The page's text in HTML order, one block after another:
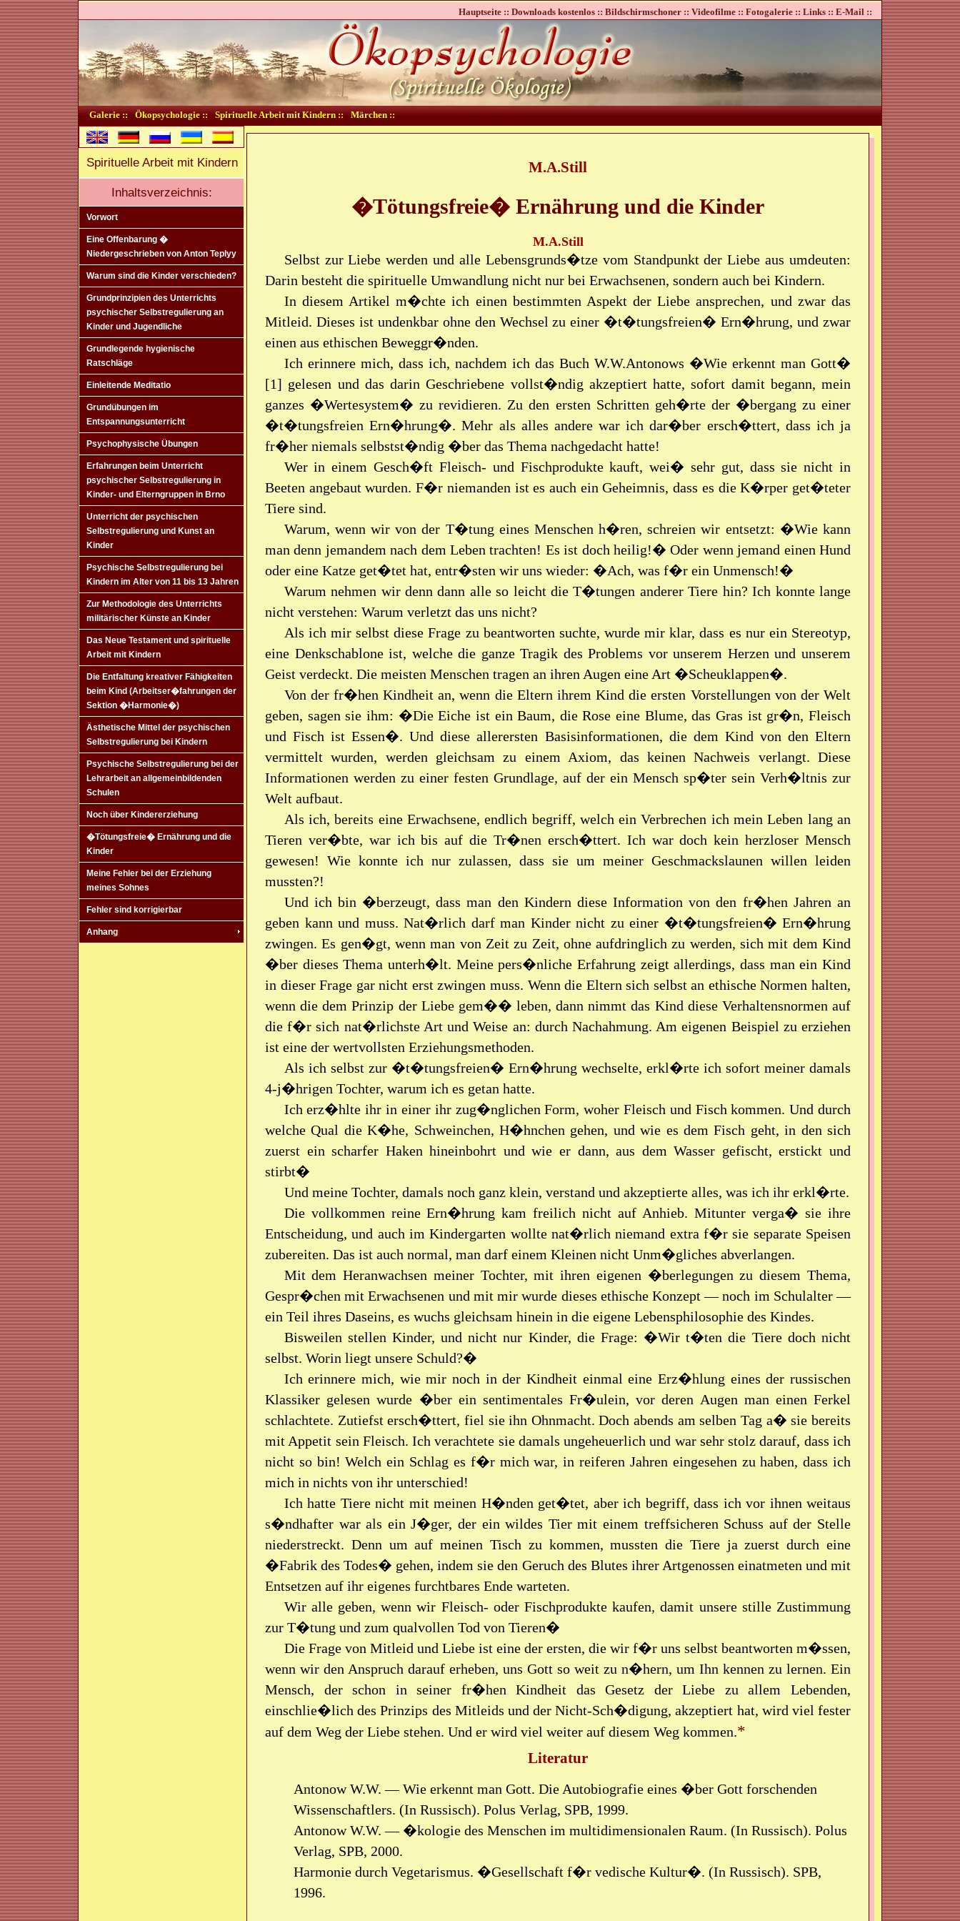
Hauptseite :: Downloads kostenlos :: Bildschirmschoner :: Videofilme :: Fotogalerie :: Links :: E-Mail ::
Galerie :: Ökopsychologie :: Spirituelle Arbeit mit Kindern :: Märchen ::
Spirituelle Arbeit mit Kindern
Inhaltsverzeichnis:
Vorwort
Eine Offenbarung �
Niedergeschrieben von Anton Teplyy
Warum sind die Kinder verschieden?
Grundprinzipien des Unterrichts
psychischer Selbstregulierung an
Kinder und Jugendliche
Grundlegende hygienische
Ratschläge
Einleitende Meditatio
Grundübungen im
Entspannungsunterricht
Psychophysische Übungen
Erfahrungen beim Unterricht
psychischer Selbstregulierung in
Kinder- und Elterngruppen in Brno
Unterricht der psychischen
Selbstregulierung und Kunst an
Kinder
Psychische Selbstregulierung bei
Kindern im Alter von 11 bis 13 Jahren
Zur Methodologie des Unterrichts
militärischer Künste an Kinder
Das Neue Testament und spirituelle
Arbeit mit Kindern
Die Entfaltung kreativer Fähigkeiten
beim Kind (Arbeitser�fahrungen der
Sektion �Harmonie�)
Ästhetische Mittel der psychischen
Selbstregulierung bei Kindern
Psychische Selbstregulierung bei der
Lehrarbeit an allgemeinbildenden
Schulen
Noch über Kindererziehung
�Tötungsfreie� Ernährung und die
Kinder
Meine Fehler bei der Erziehung
meines Sohnes
Fehler sind korrigierbar
Anhang
M.A.Still
�Tötungsfreie� Ernährung und die Kinder
M.A.Still
Selbst zur Liebe werden und alle Lebensgrunds�tze vom Standpunkt der Liebe aus umdeuten:
Darin besteht die spirituelle Umwandlung nicht nur bei Erwachsenen, sondern auch bei Kindern.
In diesem Artikel m�chte ich einen bestimmten Aspekt der Liebe ansprechen, und zwar das
Mitleid. Dieses ist undenkbar ohne den Wechsel zu einer �t�tungsfreien� Ern�hrung, und zwar
einen aus ethischen Beweggr�nden.
Ich erinnere mich, dass ich, nachdem ich das Buch W.W.Antonows �Wie erkennt man Gott�
[1] gelesen und das darin Geschriebene vollst�ndig akzeptiert hatte, sofort damit begann, mein
ganzes �Wertesystem� zu revidieren. Zu den ersten Schritten geh�rte der �bergang zu einer
�t�tungsfreien Ern�hrung�. Mehr als alles andere war ich dar�ber ersch�ttert, dass ich ja
fr�her niemals selbstst�ndig �ber das Thema nachgedacht hatte!
Wer in einem Gesch�ft Fleisch- und Fischprodukte kauft, wei� sehr gut, dass sie nicht in
Beeten angebaut wurden. F�r niemanden ist es auch ein Geheimnis, dass es die K�rper get�teter
Tiere sind.
Warum, wenn wir von der T�tung eines Menschen h�ren, schreien wir entsetzt: �Wie kann
man denn jemandem nach dem Leben trachten! Es ist doch heilig!� Oder wenn jemand einen Hund
oder eine Katze get�tet hat, entr�sten wir uns wieder: �Ach, was f�r ein Unmensch!�
Warum nehmen wir denn dann alle so leicht die T�tungen anderer Tiere hin? Ich konnte lange
nicht verstehen: Warum verletzt das uns nicht?
Als ich mir selbst diese Frage zu beantworten suchte, wurde mir klar, dass es nur ein Stereotyp,
eine Denkschablone ist, welche die ganze Tragik des Problems vor unserem Herzen und unserem
Geist verdeckt. Die meisten Menschen tragen an ihren Augen eine Art �Scheuklappen�.
Von der fr�hen Kindheit an, wenn die Eltern ihrem Kind die ersten Vorstellungen von der Welt
geben, sagen sie ihm: �Die Eiche ist ein Baum, die Rose eine Blume, das Gras ist gr�n, Fleisch
und Fisch ist Essen�. Und diese allerersten Basisinformationen, die dem Kind von den Eltern
vermittelt wurden, werden gleichsam zu einem Axiom, das keinen Nachweis verlangt. Diese
Informationen werden zu einer festen Grundlage, auf der ein Mensch sp�ter sein Verh�ltnis zur
Welt aufbaut.
Als ich, bereits eine Erwachsene, endlich begriff, welch ein Verbrechen ich mein Leben lang an
Tieren ver�bte, war ich bis auf die Tr�nen ersch�ttert. Ich war doch kein herzloser Mensch
gewesen! Wie konnte ich nur zulassen, dass sie um meiner Geschmackslaunen willen leiden
mussten?!
Und ich bin �berzeugt, dass man den Kindern diese Information von den fr�hen Jahren an
geben kann und muss. Nat�rlich darf man Kinder nicht zu einer �t�tungsfreien� Ern�hrung
zwingen. Es gen�gt, wenn man von Zeit zu Zeit, ohne aufdringlich zu werden, sich mit dem Kind
�ber dieses Thema unterh�lt. Meine pers�nliche Erfahrung zeigt allerdings, dass man ein Kind
in dieser Frage gar nicht erst zwingen muss. Wenn die Eltern sich selbst an ethische Normen halten,
wenn die dem Prinzip der Liebe gem�� leben, dann nimmt das Kind diese Verhaltensnormen auf
die f�r sich nat�rlichste Art und Weise an: durch Nachahmung. Am eigenen Beispiel zu erziehen
ist eine der wertvollsten Erziehungsmethoden.
Als ich selbst zur �t�tungsfreien� Ern�hrung wechselte, erkl�rte ich sofort meiner damals
4-j�hrigen Tochter, warum ich es getan hatte.
Ich erz�hlte ihr in einer ihr zug�nglichen Form, woher Fleisch und Fisch kommen. Und durch
welche Qual die K�he, Schweinchen, H�hnchen gehen, und wie es dem Fisch geht, in den sich
zuerst ein scharfer Haken hineinbohrt und wie er dann, aus dem Wasser gefischt, erstickt und
stirbt�
Und meine Tochter, damals noch ganz klein, verstand und akzeptierte alles, was ich ihr erkl�rte.
Die vollkommen reine Ern�hrung kam freilich nicht auf Anhieb. Mitunter verga� sie ihre
Entscheidung, und auch im Kindergarten wollte nat�rlich niemand extra f�r sie separate Speisen
zubereiten. Das ist auch normal, man darf einem Kleinen nicht Unm�gliches abverlangen.
Mit dem Heranwachsen meiner Tochter, mit ihren eigenen �berlegungen zu diesem Thema,
Gespr�chen mit Erwachsenen und mit mir wurde dieses ethische Konzept — noch im Schulalter —
ein Teil ihres Daseins, es wuchs gleichsam hinein in die eigene Lebensphilosophie des Kindes.
Bisweilen stellen Kinder, und nicht nur Kinder, die Frage: �Wir t�ten die Tiere doch nicht
selbst. Worin liegt unsere Schuld?�
Ich erinnere mich, wie mir noch in der Kindheit einmal eine Erz�hlung eines der russischen
Klassiker gelesen wurde �ber ein sentimentales Fr�ulein, vor deren Augen man einen Ferkel
schlachtete. Zutiefst ersch�ttert, fiel sie ihn Ohnmacht. Doch abends am selben Tag a� sie bereits
mit Appetit sein Fleisch. Ich verachtete sie damals ungeheuerlich und war sehr stolz darauf, dass ich
nicht so bin! Welch ein Schlag es f�r mich war, in reiferen Jahren eingesehen zu haben, dass ich
mich in nichts von ihr unterschied!
Ich hatte Tiere nicht mit meinen H�nden get�tet, aber ich begriff, dass ich vor ihnen weitaus
s�ndhafter war als ein J�ger, der ein wildes Tier mit einem treffsicheren Schuss auf der Stelle
niederstreckt. Denn um auf meinen Tisch zu kommen, mussten die Tiere ja zuerst durch eine
�Fabrik des Todes� gehen, indem sie den Geruch des Blutes ihrer Artgenossen einatmeten und mit
Entsetzen auf ihr eigenes furchtbares Ende warteten.
Wir alle geben, wenn wir Fleisch- oder Fischprodukte kaufen, damit unsere stille Zustimmung
zur T�tung und zum qualvollen Tod von Tieren�
Die Frage von Mitleid und Liebe ist eine der ersten, die wir f�r uns selbst beantworten m�ssen,
wenn wir den Anspruch darauf erheben, uns Gott so weit zu n�hern, um Ihn kennen zu lernen. Ein
Mensch, der schon in seiner fr�hen Kindheit das Gesetz der Liebe zu allem Lebenden,
einschlie�lich des Prinzips des Mitleids und der Nicht-Sch�digung, akzeptiert hat, wird viel fester
auf dem Weg der Liebe stehen. Und er wird viel weiter auf diesem Weg kommen.*
Literatur
Antonow W.W. — Wie erkennt man Gott. Die Autobiografie eines �ber Gott forschenden
Wissenschaftlers. (In Russisch). Polus Verlag, SPB, 1999.
Antonow W.W. — �kologie des Menschen im multidimensionalen Raum. (In Russisch). Polus
Verlag, SPB, 2000.
Harmonie durch Vegetarismus. �Gesellschaft f�r vedische Kultur�. (In Russisch). SPB,
1996.